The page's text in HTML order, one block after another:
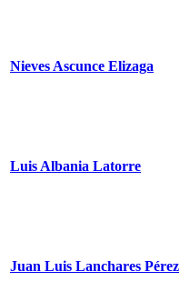
Nieves Ascunce Elizaga
Luis Albania Latorre
Juan Luis Lanchares Pérez